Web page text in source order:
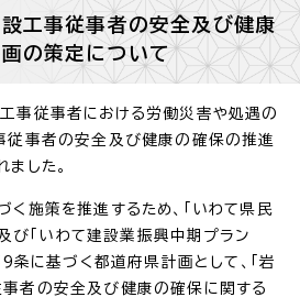
工事従事者の安全及び健康
の策定について
事従事者における労働災害や処遇の
従事者の安全及び健康の確保の推進
した。
施策を推進するため、「いわて県民
び「いわて建設業振興中期プラン
条に基づく都道府県計画として、「岩
者の安全及び健康の確保に関する